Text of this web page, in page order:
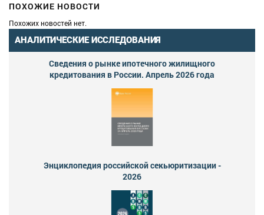
ПОХОЖИЕ НОВОСТИ
Похожих новостей нет.
АНАЛИТИЧЕСКИЕ ИССЛЕДОВАНИЯ
Сведения о рынке ипотечного жилищного
кредитования в России. Апрель 2026 года
Энциклопедия российской секьюритизации -
2026